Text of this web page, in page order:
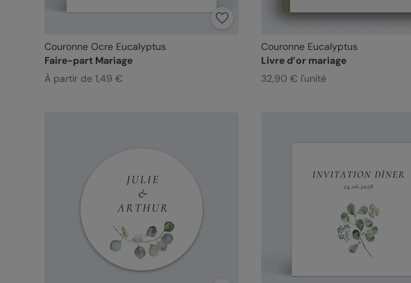
Couronne Ocre Eucalyptus
Faire-part Mariage
À partir de 1,49 €
Couronne Eucalyptus
Livre d’or mariage
32,90 € l'unité